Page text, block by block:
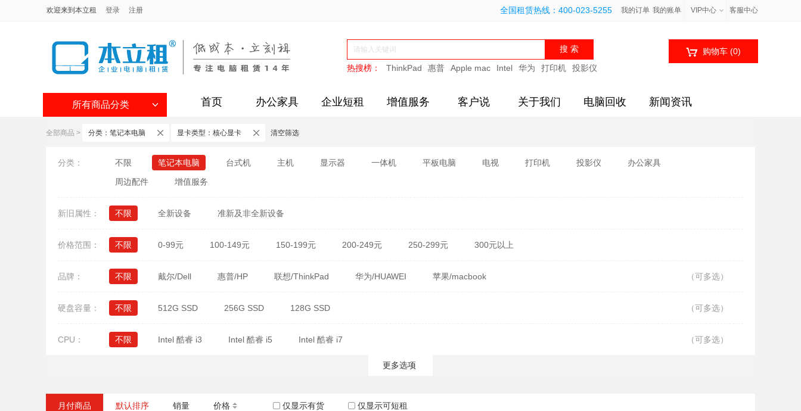
客服中心
全国租赁热线：400-023-5255 我的订单 我的账单 VIP中心
欢迎来到本立租 登录 注册
热搜榜： ThinkPad 惠普 Apple mac Intel 华为 打印机 投影仪
 购物车 (0)
所有商品分类 首页 办公家具 企业短租 增值服务 客户说 关于我们 电脑回收 新闻资讯
全部商品 > 分类：笔记本电脑 显卡类型：核心显卡 清空筛选
分类： 不限 笔记本电脑 台式机 主机 显示器 一体机 平板电脑 电视 打印机 投影仪
办公家具
周边配件
增值服务
新旧属性： 不限 全新设备 准新及非全新设备
价格范围： 不限 0-99元 100-149元 150-199元 200-249元 250-299元 300元以上
品牌： 不限 戴尔/Dell 惠普/HP 联想/ThinkPad 华为/HUAWEI 苹果/macbook （可多选）
硬盘容量： 不限 512G SSD 256G SSD 128G SSD （可多选）
CPU： 不限 Intel 酷睿 i3 Intel 酷睿 i5 Intel 酷睿 i7 （可多选）
更多选项
月付商品 默认排序 销量 价格 仅显示有货 仅显示可短租